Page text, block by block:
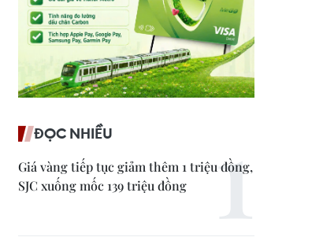
ĐỌC NHIỀU
Giá vàng tiếp tục giảm thêm 1 triệu đồng,
SJC xuống mốc 139 triệu đồng